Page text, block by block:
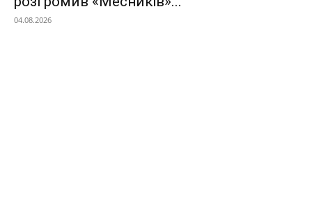
04.08.2026